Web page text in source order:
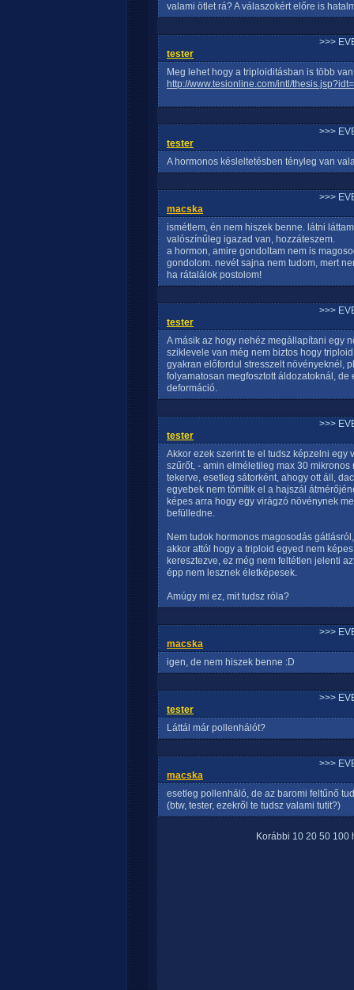
valami ötlet rá? A válaszokért előre is
>>>
tester
Meg lehet hogy a triploiditásban is több
http://www.tesionline.com/intl/
>>>
tester
A hormonos késleltetésben tényleg van
>>>
macska
ismétlem, én nem hiszek benne. látni
valószínűleg igazad van, hozzáteszem.
a hormon, amire gondoltam nem is
gondolom. nevét sajna nem tudom, mert
ha rátalálok postolom!
>>>
tester
A másik az hogy nehéz megállapítani egy
sziklevele van még nem biztos hogy
gyakran előfordul stresszelt növényeknél,
folyamatosan megfosztott áldozatoknál,
deformáció.
>>>
tester
Akkor ezek szerint te el tudsz képzelni
szűrőt, - amin elméletileg max 30
tekerve, esetleg sátorként, ahogy ott áll,
egyebek nem tömítik el a hajszál
képes arra hogy egy virágzó növénynek
befülledne.
Nem tudok hormonos magosodás
akkor attól hogy a triploid egyed nem
keresztezve, ez még nem feltétlen jelenti
épp nem lesznek életképesek.
Amúgy mi ez, mit tudsz róla?
>>>
macska
igen, de nem hiszek benne :D
>>>
tester
Láttál már pollenhálót?
>>>
macska
esetleg pollenháló, de az baromi feltűnő
(btw, tester, ezekről te tudsz valami tutit?)
Korábbi 10 20 50 100